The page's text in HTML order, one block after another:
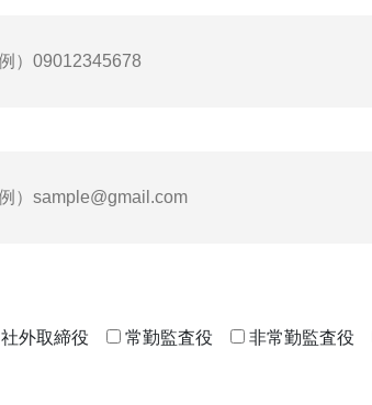
社外取締役 常勤監査役 非常勤監査役